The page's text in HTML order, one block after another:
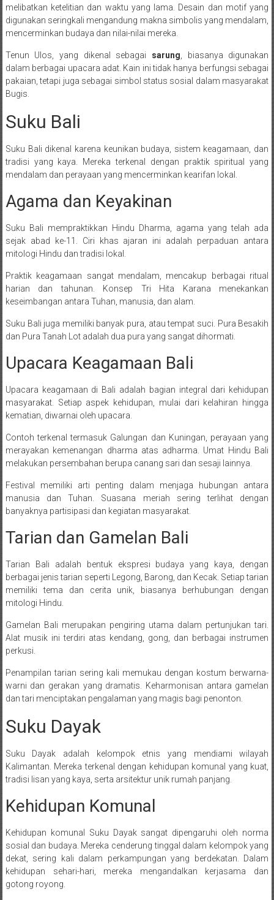
melibatkan ketelitian dan waktu yang lama. Desain dan motif yang
digunakan seringkali mengandung makna simbolis yang mendalam,
mencerminkan budaya dan nilai-nilai mereka.
Tenun Ulos, yang dikenal sebagai sarung , biasanya digunakan
dalam berbagai upacara adat. Kain ini tidak hanya berfungsi sebagai
pakaian, tetapi juga sebagai simbol status sosial dalam masyarakat
Bugis.
Suku Bali
Suku Bali dikenal karena keunikan budaya, sistem keagamaan, dan
tradisi yang kaya. Mereka terkenal dengan praktik spiritual yang
mendalam dan perayaan yang mencerminkan kearifan lokal.
Agama dan Keyakinan
Suku Bali mempraktikkan Hindu Dharma, agama yang telah ada
sejak abad ke-11. Ciri khas ajaran ini adalah perpaduan antara
mitologi Hindu dan tradisi lokal.
Praktik keagamaan sangat mendalam, mencakup berbagai ritual
harian dan tahunan. Konsep Tri Hita Karana menekankan
keseimbangan antara Tuhan, manusia, dan alam.
Suku Bali juga memiliki banyak pura, atau tempat suci. Pura Besakih
dan Pura Tanah Lot adalah dua pura yang sangat dihormati.
Upacara Keagamaan Bali
Upacara keagamaan di Bali adalah bagian integral dari kehidupan
masyarakat. Setiap aspek kehidupan, mulai dari kelahiran hingga
kematian, diwarnai oleh upacara.
Contoh terkenal termasuk Galungan dan Kuningan, perayaan yang
merayakan kemenangan dharma atas adharma. Umat Hindu Bali
melakukan persembahan berupa canang sari dan sesaji lainnya.
Festival memiliki arti penting dalam menjaga hubungan antara
manusia dan Tuhan. Suasana meriah sering terlihat dengan
banyaknya partisipasi dan kegiatan masyarakat.
Tarian dan Gamelan Bali
Tarian Bali adalah bentuk ekspresi budaya yang kaya, dengan
berbagai jenis tarian seperti Legong, Barong, dan Kecak. Setiap tarian
memiliki tema dan cerita unik, biasanya berhubungan dengan
mitologi Hindu.
Gamelan Bali merupakan pengiring utama dalam pertunjukan tari.
Alat musik ini terdiri atas kendang, gong, dan berbagai instrumen
perkusi.
Penampilan tarian sering kali memukau dengan kostum berwarna-
warni dan gerakan yang dramatis. Keharmonisan antara gamelan
dan tari menciptakan pengalaman yang magis bagi penonton.
Suku Dayak
Suku Dayak adalah kelompok etnis yang mendiami wilayah
Kalimantan. Mereka terkenal dengan kehidupan komunal yang kuat,
tradisi lisan yang kaya, serta arsitektur unik rumah panjang.
Kehidupan Komunal
Kehidupan komunal Suku Dayak sangat dipengaruhi oleh norma
sosial dan budaya. Mereka cenderung tinggal dalam kelompok yang
dekat, sering kali dalam perkampungan yang berdekatan. Dalam
kehidupan sehari-hari, mereka mengandalkan kerjasama dan
gotong royong.